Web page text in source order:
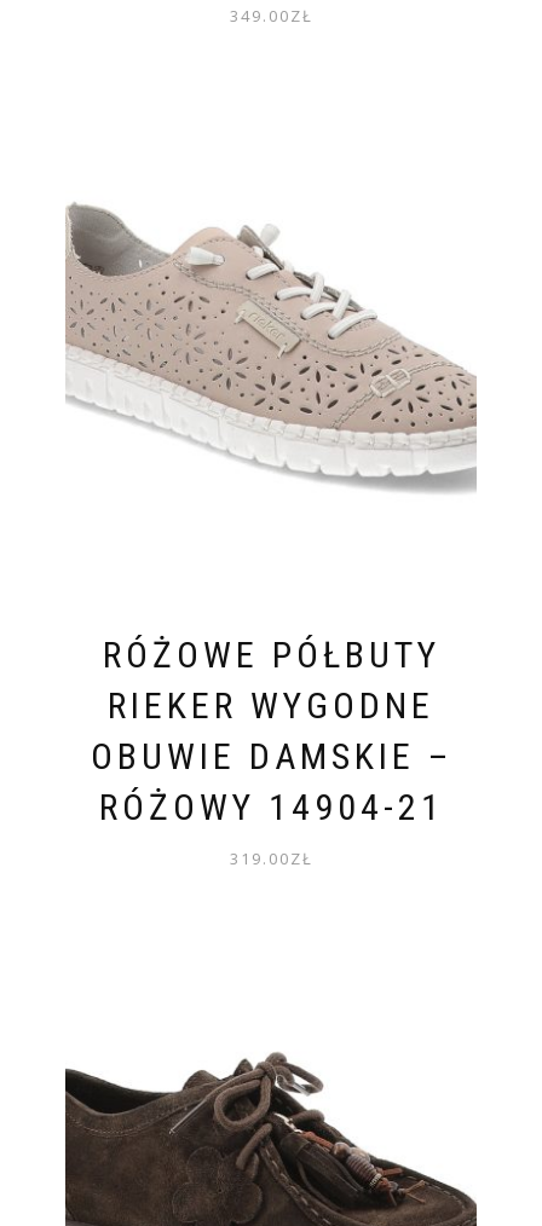
349.00ZŁ
RÓŻOWE PÓŁBUTY
RIEKER WYGODNE
OBUWIE DAMSKIE –
RÓŻOWY 14904-21
319.00ZŁ